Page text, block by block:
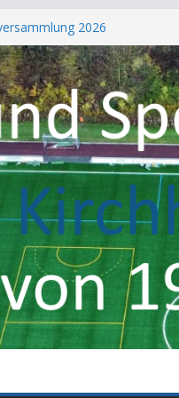
2026
König
700 Mitgliedern